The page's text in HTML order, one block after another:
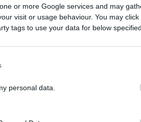
or more Google services and may
visit or usage behaviour. You may
tags to use your data for below
personal data.
εντός έδρας
της κλήρωσης των play
του να αγωνιστούν στο